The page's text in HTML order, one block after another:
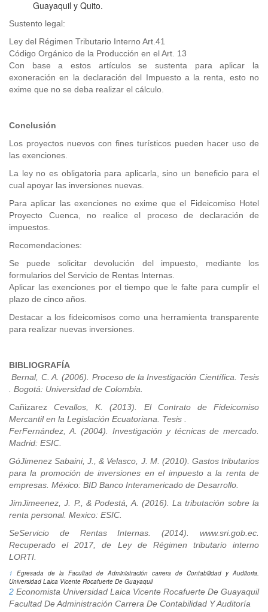
Guayaquil y Quito.
Sustento legal:
Ley del Régimen Tributario Interno Art.41
Código Orgánico de la Producción en el Art. 13
Con base a estos artículos se sustenta para aplicar la
exoneración en la declaración del Impuesto a la renta, esto no
exime que no se deba realizar el cálculo.
Conclusión
Los proyectos nuevos con fines turísticos pueden hacer uso de
las exenciones.
La ley no es obligatoria para aplicarla, sino un beneficio para el
cual apoyar las inversiones nuevas.
Para aplicar las exenciones no exime que el Fideicomiso Hotel
Proyecto Cuenca, no realice el proceso de declaración de
impuestos.
Recomendaciones:
Se puede solicitar devolución del impuesto, mediante los
formularios del Servicio de Rentas Internas.
Aplicar las exenciones por el tiempo que le falte para cumplir el
plazo de cinco años.
Destacar a los fideicomisos como una herramienta transparente
para realizar nuevas inversiones.
BIBLIOGRAFÍA
Bernal, C. A. (2006). Proceso de la Investigación Científica. Tesis
. Bogotá: Universidad de Colombia.
CañizarezCevallos, K. (2013). El Contrato de Fideicomiso
Mercantil en la Legislación Ecuatoriana. Tesis .
FerFernández, A. (2004). Investigación y técnicas de mercado.
Madrid: ESIC.
GóJimenez Sabaini, J., & Velasco, J. M. (2010). Gastos tributarios
para la promoción de inversiones en el impuesto a la renta de
empresas. México: BID Banco Interamericado de Desarrollo.
JimJimeenez, J. P., & Podestá, A. (2016). La tributación sobre la
renta personal. Mexico: ESIC.
SeServicio de Rentas Internas. (2014). www.sri.gob.ec.
Recuperado el 2017, de Ley de Régimen tributario interno
LORTI.
1 Egresada de la Facultad de Administración carrera de Contabilidad y Auditoria.
Universidad Laica Vicente Rocafuerte De Guayaquil
2 Economista Universidad Laica Vicente Rocafuerte De Guayaquil
Facultad De Administración Carrera De Contabilidad Y Auditoría